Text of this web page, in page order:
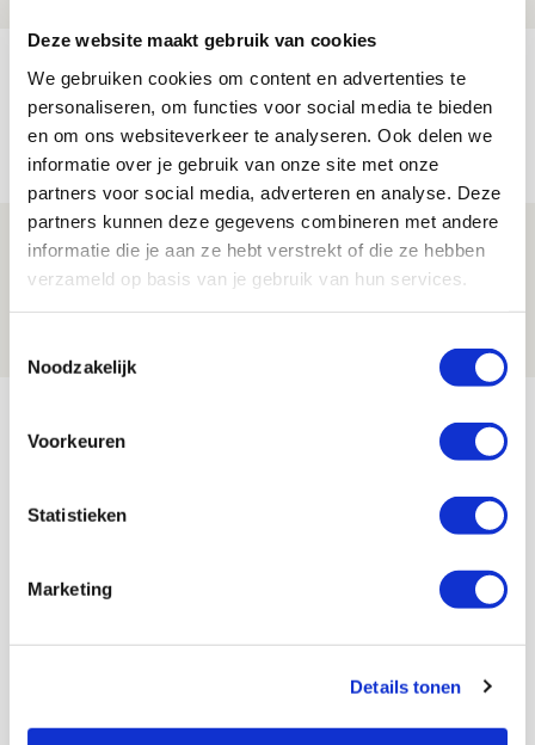
Deze website maakt gebruik van cookies
We gebruiken cookies om content en advertenties te
personaliseren, om functies voor social media te bieden
en om ons websiteverkeer te analyseren. Ook delen we
informatie over je gebruik van onze site met onze
partners voor social media, adverteren en analyse. Deze
partners kunnen deze gegevens combineren met andere
informatie die je aan ze hebt verstrekt of die ze hebben
verzameld op basis van je gebruik van hun services.
Noodzakelijk
Voorkeuren
Statistieken
Marketing
Details tonen
Míchels elf: met welke formatie begin
jij aan nieuw eredivisieseizoen?
08 AUGUSTUS 2026 - 11:34
NIEUWS
Spelen bij Jong Ajax of Ajax 1? Dat
maakt Abdalla ‘geen reet’ uit
08 AUGUSTUS 2026 - 10:04
AGENDA
23
Selectiedag ballenjongens/-meiden
SEP